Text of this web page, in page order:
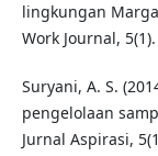
lingkungan
Work Journal, 5(1).
Suryani, A. S.
pengelolaan
Jurnal Aspirasi,